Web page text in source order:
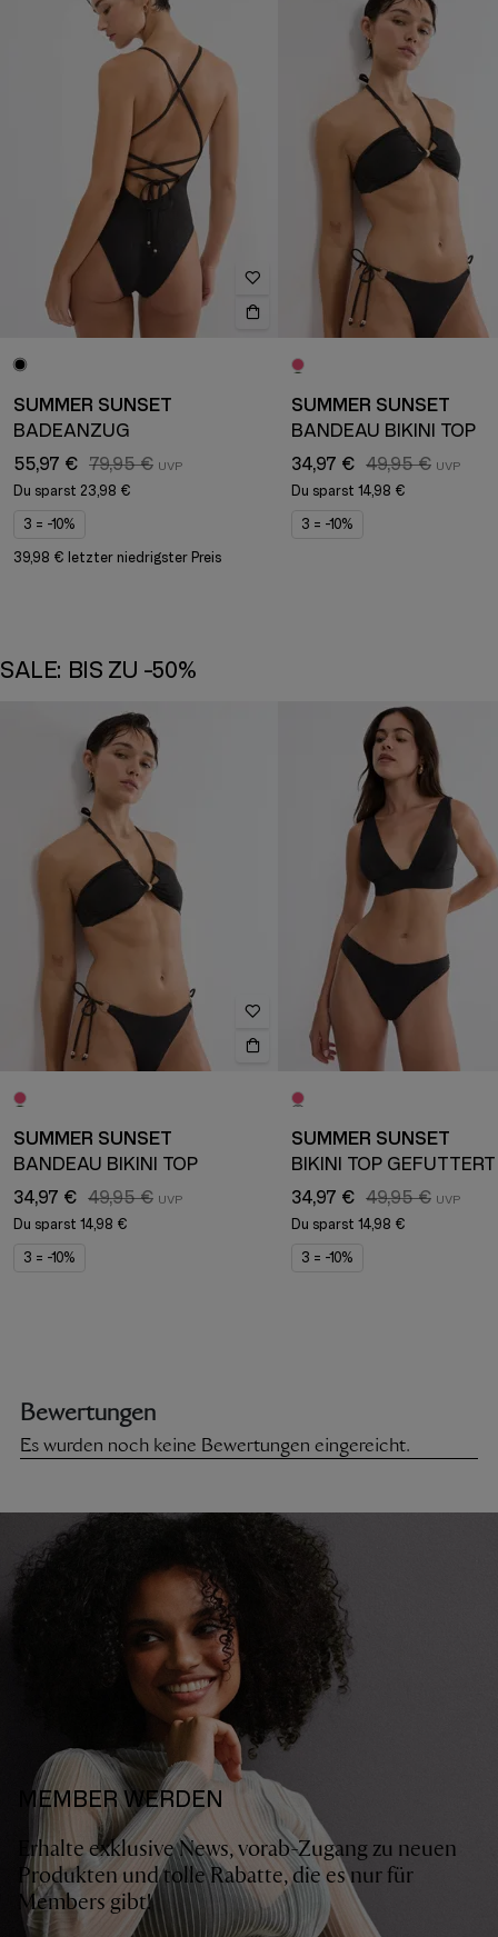
SUMMER SUNSET
BADEANZUG
55,97 € 79,95 €
Du sparst 23,98 €
3 = -10%
39,98 € letzter niedrigster Preis
SUMMER SUNSET
BANDEAU BIKINI TOP
34,97 € 49,95 €
Du sparst 14,98 €
3 = -10%
SALE: BIS ZU -50%
SUMMER SUNSET
BANDEAU BIKINI TOP
34,97 € 49,95 €
Du sparst 14,98 €
3 = -10%
SUMMER SUNSET
BIKINI TOP GEFÜTTERT
34,97 € 49,95 €
Du sparst 14,98 €
3 = -10%
MEMBER WERDEN
Erhalte exklusive News, vorab-Zugang zu neuen
Produkten und tolle Rabatte, die es nur für
Members gibt!